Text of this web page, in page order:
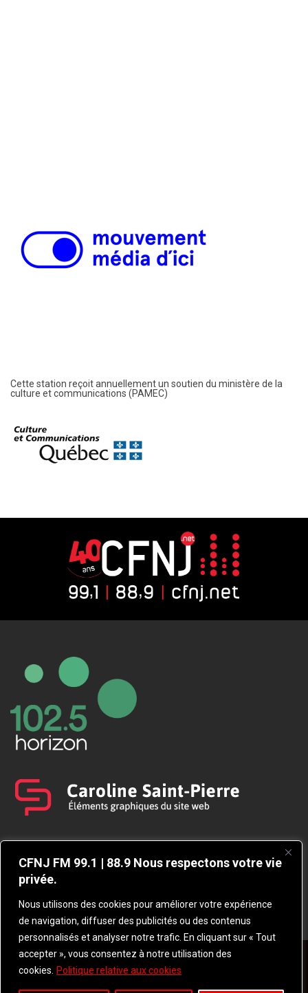
CFNJ FM 99.1 | 88.9 Nous respectons votre vie
privée.
Nous utilisons des cookies pour améliorer votre expérience
de navigation, diffuser des publicités ou des contenus
personnalisés et analyser notre trafic. En cliquant sur « Tout
accepter », vous consentez à notre utilisation des
cookies.
Politique relative aux cookies
Cette station reçoit annuellement un soutien du ministère de la
culture et communications (PAMEC)
© 2026 TOUS DROITS RÉSERVÉS CFNJ 99,1
POLITIQUE D’ACCESSIBILITÉ